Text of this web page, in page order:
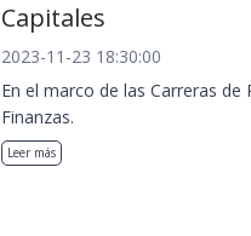
Capitales
2023-11-23 18:30:00
En el marco de las Carreras
Finanzas.
Leer más